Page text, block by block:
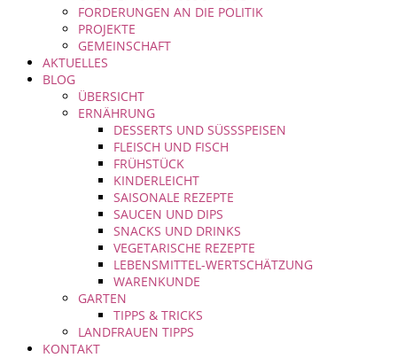
FORDERUNGEN AN DIE POLITIK
PROJEKTE
GEMEINSCHAFT
AKTUELLES
BLOG
ÜBERSICHT
ERNÄHRUNG
DESSERTS UND SÜSSSPEISEN
FLEISCH UND FISCH
FRÜHSTÜCK
KINDERLEICHT
SAISONALE REZEPTE
SAUCEN UND DIPS
SNACKS UND DRINKS
VEGETARISCHE REZEPTE
LEBENSMITTEL-WERTSCHÄTZUNG
WARENKUNDE
GARTEN
TIPPS & TRICKS
LANDFRAUEN TIPPS
KONTAKT